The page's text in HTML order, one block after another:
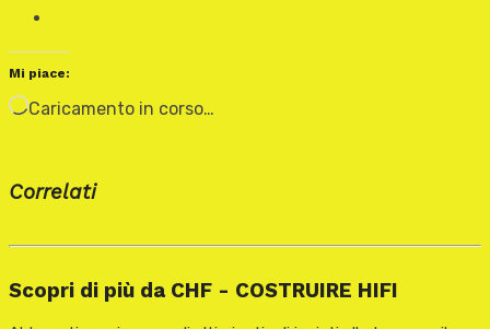
Mi piace:
Caricamento in corso…
Correlati
Scopri di più da CHF - COSTRUIRE HIFI